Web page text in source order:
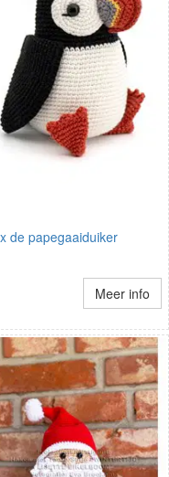
de papegaaiduiker
Meer info